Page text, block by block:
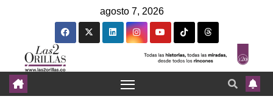
agosto 7, 2026